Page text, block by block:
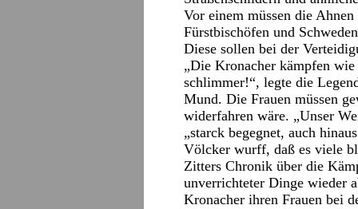
Vor einem müssen die
Fürstbischöfen und
Diese sollen bei der
„Die Kronacher kämpfen
schlimmer!“, legte die
Mund. Die Frauen müssen
widerfahren wäre. „Unser
„starck begegnet, auch
Völcker wurff, daß es viele
Zitters Chronik über die
unverrichteter Dinge wieder
Kronacher ihren Frauen bei